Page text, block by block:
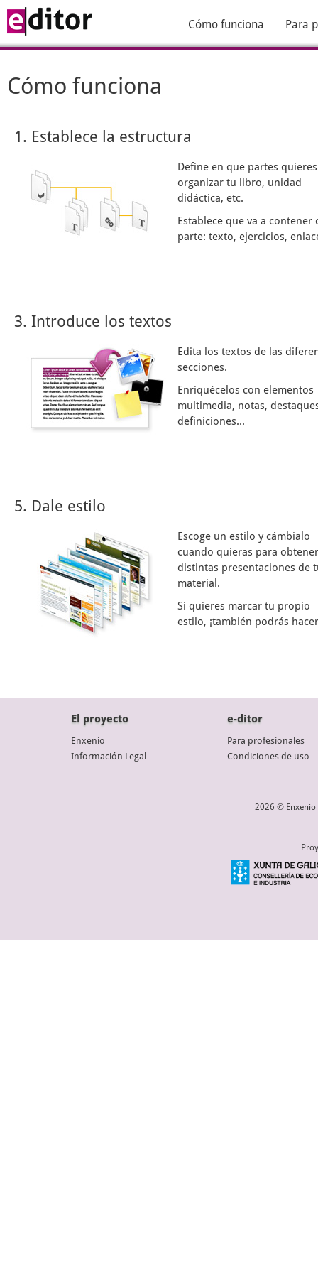
Cómo funciona Para
Cómo funciona
1. Establece la estructura
Define en que partes quieres
organizar tu libro, unidad
didáctica, etc.
Establece que va a contener
parte: texto, ejercicios,
3. Introduce los textos
Edita los textos de las
secciones.
Enriquécelos con elementos
multimedia, notas,
definiciones...
5. Dale estilo
Escoge un estilo y cámbialo
cuando quieras para obtener
distintas presentaciones de
material.
Si quieres marcar tu propio
estilo, ¡también podrás
El proyecto
Enxenio
Información Legal
e-ditor
Para profesionales
Condiciones de uso
2026 © Enxenio